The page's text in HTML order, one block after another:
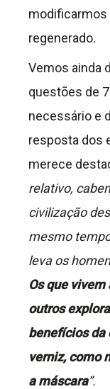
modificarmos
regenerado.
Vemos ainda
questões de
necessário e
resposta dos
merece
relativo,
civilização
mesmo
leva os
Os que
outros
benefícios da
verniz, como
a máscara”.